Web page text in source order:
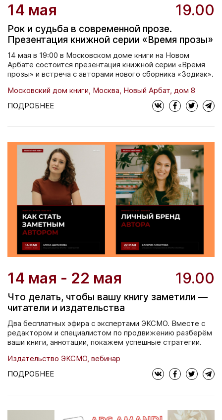
14 мая 19.00
Рок и судьба в современной прозе.
Презентация книжной серии «Время прозы»
14 мая в 19:00 в Московском доме книги на Новом
Арбате состоится презентация книжной серии «Время
прозы» и встреча с авторами нового сборника «Зодиак».
Московский дом книги, Москва, Новый Арбат, дом 8
ПОДРОБНЕЕ
14 мая - 22 мая 19.00
Что делать, чтобы вашу книгу заметили —
читатели и издательства
Два бесплатных эфира с экспертами ЭКСМО. Вместе с
редактором и специалистом по продвижению разберём
ваши книги, аннотации, покажем успешные стратегии.
Издательство ЭКСМО, вебинар
ПОДРОБНЕЕ